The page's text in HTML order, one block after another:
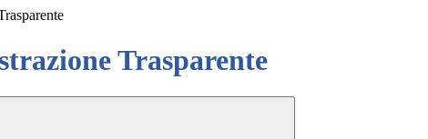
Trasparente